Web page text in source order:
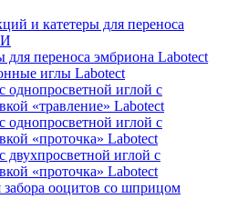
и катетеры для переноса
для переноса эмбриона Labotect
иглы Labotect
однопросветной иглой с
«травление» Labotect
однопросветной иглой с
«проточка» Labotect
двухпросветной иглой с
«проточка» Labotect
забора ооцитов со шприцом